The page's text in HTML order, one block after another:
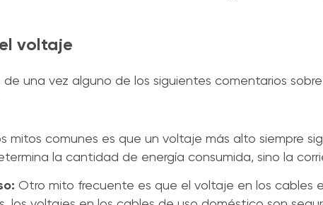
voltaje
una vez alguno de los siguientes comentarios
mitos comunes es que un voltaje más alto siempre
la cantidad de energía consumida, sino la
Otro mito frecuente es que el voltaje en los cables